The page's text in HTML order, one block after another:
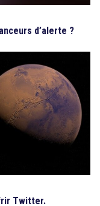
d’alerte ?
Twitter.